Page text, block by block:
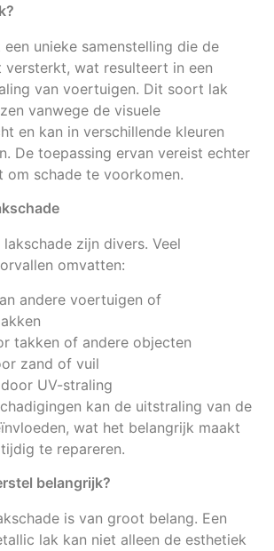
unieke samenstelling die de
wat resulteert in een
van voertuigen. Dit soort lak
vanwege de visuele
en kan in verschillende kleuren
De toepassing ervan vereist echter
om schade te voorkomen.
zijn divers. Veel
omvatten:
andere voertuigen of
takken of andere objecten
zand of vuil
UV-straling
kan de uitstraling van de
wat het belangrijk maakt
te repareren.
belangrijk?
is van groot belang. Een
lak kan niet alleen de esthetiek